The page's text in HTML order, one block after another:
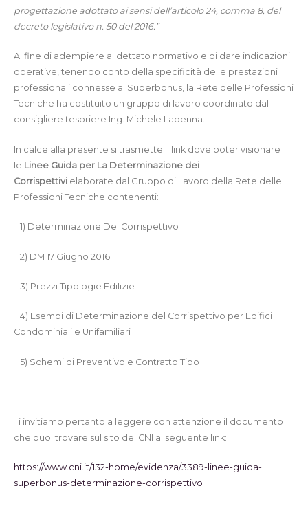
progettazione adottato ai sensi dell’articolo 24, comma 8, del
decreto legislativo n. 50 del 2016.”
Al fine di adempiere al dettato normativo e di dare indicazioni
operative, tenendo conto della specificità delle prestazioni
professionali connesse al Superbonus, la Rete delle Professioni
Tecniche ha costituito un gruppo di lavoro coordinato dal
consigliere tesoriere Ing. Michele Lapenna.
In calce alla presente si trasmette il link dove poter visionare
le Linee Guida per La Determinazione dei
Corrispettivi elaborate dal Gruppo di Lavoro della Rete delle
Professioni Tecniche contenenti:
1) Determinazione Del Corrispettivo
2) DM 17 Giugno 2016
3) Prezzi Tipologie Edilizie
4) Esempi di Determinazione del Corrispettivo per Edifici
Condominiali e Unifamiliari
5) Schemi di Preventivo e Contratto Tipo
Ti invitiamo pertanto a leggere con attenzione il documento
che puoi trovare sul sito del CNI al seguente link:
https://www.cni.it/132-home/evidenza/3389-linee-guida-
superbonus-determinazione-corrispettivo